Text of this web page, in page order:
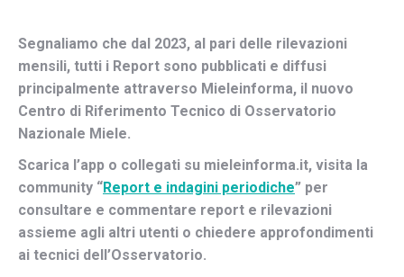
Segnaliamo che dal 2023, al pari delle rilevazioni
mensili, tutti i Report sono pubblicati e diffusi
principalmente attraverso Mieleinforma, il nuovo
Centro di Riferimento Tecnico di Osservatorio
Nazionale Miele.
Scarica l’app o collegati su mieleinforma.it, visita la
community “Report e indagini periodiche” per
consultare e commentare report e rilevazioni
assieme agli altri utenti o chiedere approfondimenti
ai tecnici dell’Osservatorio.